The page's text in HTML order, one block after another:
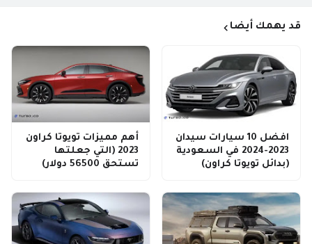
قد يهمك أيضا
افضل 10 سيارات سيدان
2023-2024 في السعودية
(بدائل تويوتا كراون)
أهم مميزات تويوتا كراون
2023 (التي جعلتها
تستحق 56500 دولار)